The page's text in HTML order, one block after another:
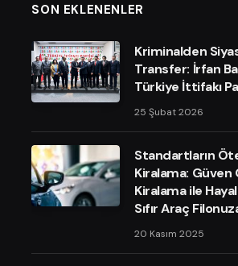
SON EKLENENLER
Kriminalden
Transfer: İrfan
Türkiye İttifakı
25 Şubat 2026
Standartların
Kiralama: Güven
Kiralama ile
Sıfır Araç
20 Kasım 2025